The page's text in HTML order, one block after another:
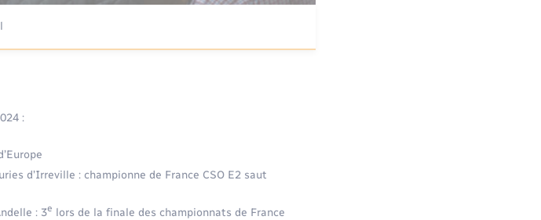
:
d’Irreville : championne de France CSO E2 saut
: 3e lors de la finale des championnats de France